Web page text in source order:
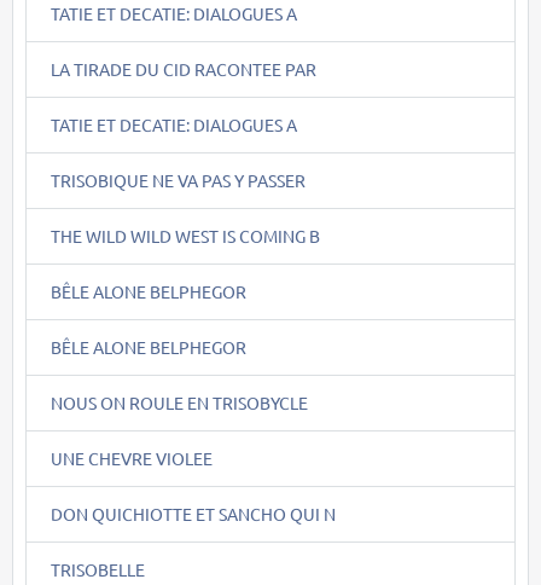
TATIE ET DECATIE: DIALOGUES A
LA TIRADE DU CID RACONTEE PAR
TATIE ET DECATIE: DIALOGUES A
TRISOBIQUE NE VA PAS Y PASSER
THE WILD WILD WEST IS COMING B
BÊLE ALONE BELPHEGOR
BÊLE ALONE BELPHEGOR
NOUS ON ROULE EN TRISOBYCLE
UNE CHEVRE VIOLEE
DON QUICHIOTTE ET SANCHO QUI N
TRISOBELLE